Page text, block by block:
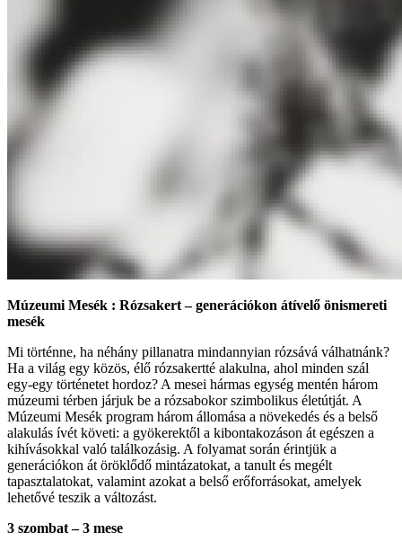
Múzeumi Mesék : Rózsakert – generációkon átívelő önismereti
mesék
Mi történne, ha néhány pillanatra mindannyian rózsává válhatnánk?
Ha a világ egy közös, élő rózsakertté alakulna, ahol minden szál
egy-egy történetet hordoz? A mesei hármas egység mentén három
múzeumi térben járjuk be a rózsabokor szimbolikus életútját. A
Múzeumi Mesék program három állomása a növekedés és a belső
alakulás ívét követi: a gyökerektől a kibontakozáson át egészen a
kihívásokkal való találkozásig. A folyamat során érintjük a
generációkon át öröklődő mintázatokat, a tanult és megélt
tapasztalatokat, valamint azokat a belső erőforrásokat, amelyek
lehetővé teszik a változást.
3 szombat – 3 mese